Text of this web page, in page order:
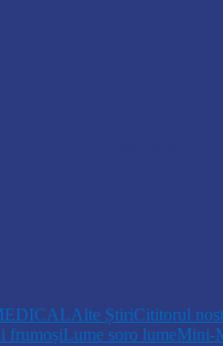
Alte ȘtiriCititorul
frumoșiLume soro lumeMini-